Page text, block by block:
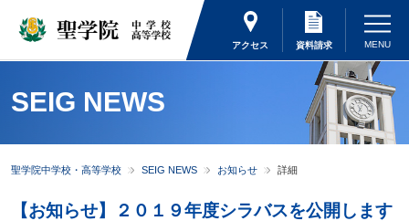
アクセス 資料請求
SEIG NEWS
聖学院中学校・高等学校 SEIG NEWS お知らせ 詳細
【お知らせ】２０１９年度シラバスを公開します